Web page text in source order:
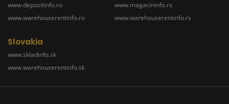
www.depozitinfo.ro
www.warehouserentinfo.ro
www.magacininfo.rs
www.warehouserentinfo.rs
Slovakia
www.skladinfo.sk
www.warehouserentinfo.sk